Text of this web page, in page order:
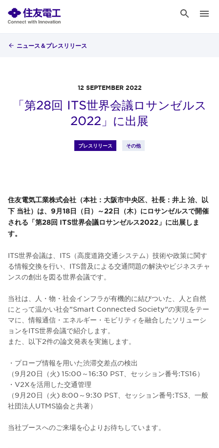
ニュース＆プレスリリース
12 SEPTEMBER 2022
「第28回 ITS世界会議ロサンゼルス
2022」に出展
プレスリリース その他
住友電気工業株式会社（本社：大阪市中央区、社長：井上 治、以
下 当社）は、9月18日（日）～22日（木）にロサンゼルスで開催
される「第28回 ITS世界会議ロサンゼルス2022」に出展しま
す。
ITS世界会議は、ITS（高度道路交通システム）技術や政策に関す
る情報交換を行い、ITS普及による交通問題の解決やビジネスチャ
ンスの創出を図る世界会議です。
当社は、人・物・社会インフラが有機的に結びついた、人と自然
にとって温かい社会”Smart Connected Society”の実現をテー
マに、情報通信・エネルギー・モビリティを融合したソリューシ
ョンをITS世界会議で紹介します。
また、以下2件の論文発表を実施します。
・プローブ情報を用いた渋滞交差点の検出
（9月20日（火) 15:00～16:30 PST、セッション番号:TS16）
・V2Xを活用した交通管理
（9月20日（火) 8:00～9:30 PST、セッション番号:TS3、一般
社団法人UTMS協会と共著）
当社ブースへのご来場を心よりお待ちしています。